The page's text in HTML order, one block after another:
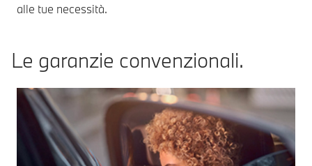
alle tue necessità.
Le garanzie convenzionali.